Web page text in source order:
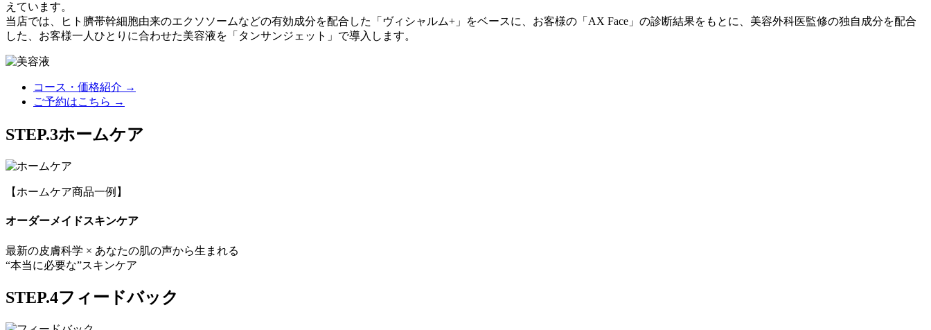
えています。
当店では、ヒト臍帯幹細胞由来のエクソソームなどの有効成分を配合した「ヴィシャルム+」をベースに、お客様の「AX Face」の診断結果をもとに、美容外科医監修の独自成分を配合
した、お客様一人ひとりに合わせた美容液を「タンサンジェット」で導入します。
コース・価格紹介 →
ご予約はこちら →
STEP.3ホームケア
【ホームケア商品一例】
オーダーメイドスキンケア
最新の皮膚科学 × あなたの肌の声から生まれる
“本当に必要な”スキンケア
STEP.4フィードバック